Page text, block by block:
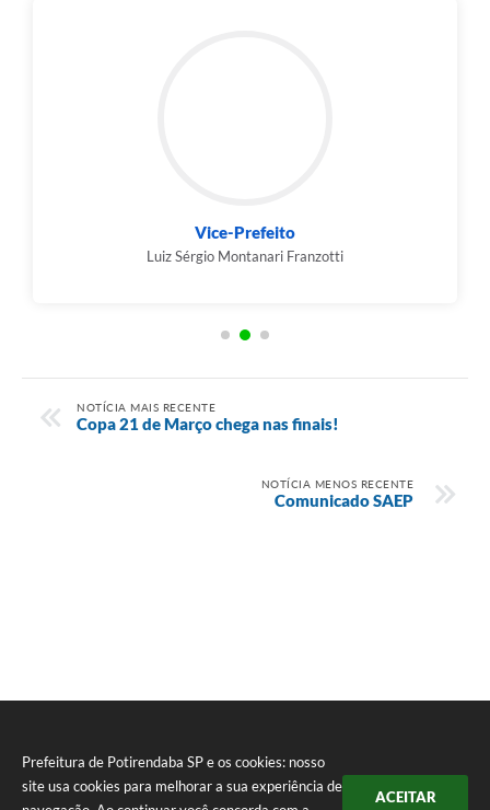
Prefeitura de Potirendaba SP e os cookies: nosso
site usa cookies para melhorar a sua experiência de
ACEITAR
Vice-Prefeito
Luiz Sérgio Montanari Franzotti
NOTÍCIA MAIS RECENTE
Copa 21 de Março chega nas finais!
NOTÍCIA MENOS RECENTE
Comunicado SAEP